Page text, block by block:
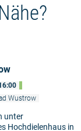
Wustrow
unter
Hochdielenhaus in